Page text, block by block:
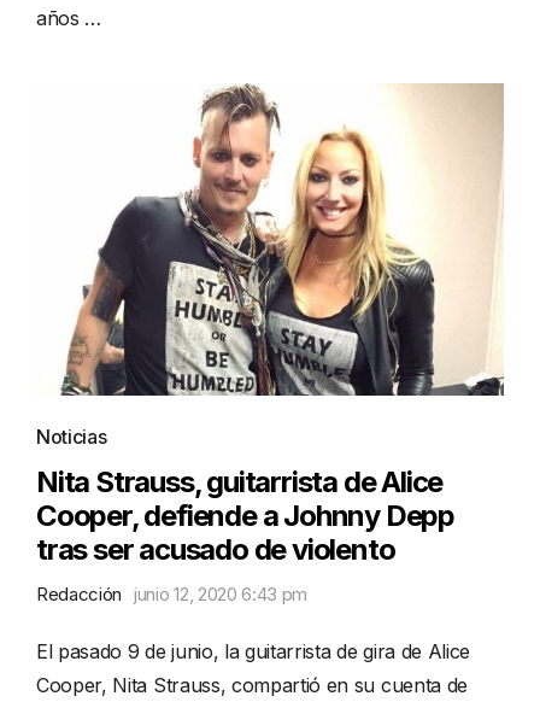
años …
Noticias
Nita Strauss, guitarrista de Alice
Cooper, defiende a Johnny Depp
tras ser acusado de violento
Redacción junio 12, 2020 6:43 pm
El pasado 9 de junio, la guitarrista de gira de Alice
Cooper, Nita Strauss, compartió en su cuenta de